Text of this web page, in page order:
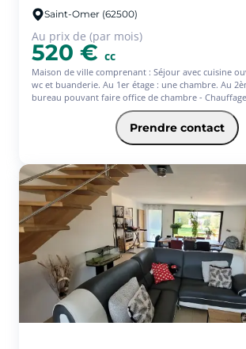
Saint-Omer (62500)
Au prix de (par mois)
520 € cc
Maison de ville comprenant : Séjour avec cuisine
wc et buanderie. Au 1er étage : une chambre. Au
bureau pouvant faire office de chambre -
Disponible de suite. - Les informations sur les
bien est exposé sont disponibles sur le site
www.georisques.gouv.fr
Prendre contact